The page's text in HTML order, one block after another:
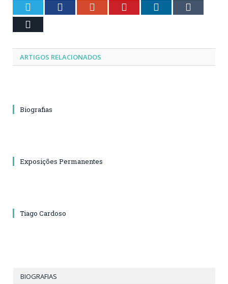
Twitter Facebook Google+ Pinterest LinkedIn
ARTIGOS RELACIONADOS
Biografias
Exposições Permanentes
Tiago Cardoso
BIOGRAFIAS